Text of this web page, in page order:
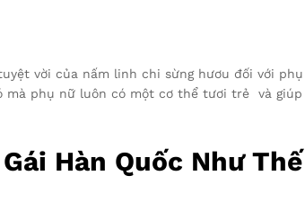
vời của nấm linh chi sừng hươu đối với
mà phụ nữ luôn có một cơ thể tươi trẻ và
Hàn Quốc Như